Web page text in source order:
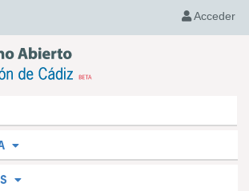
Acceder